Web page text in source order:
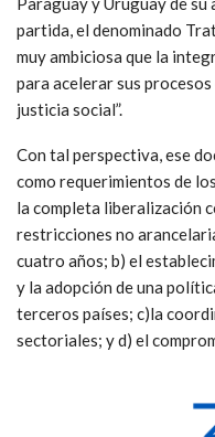
partida, el denominado
muy ambiciosa que la
para acelerar sus
justicia social”.
Con tal perspectiva, ese
como requerimientos de
la completa liberalización
restricciones no
cuatro años; b) el
y la adopción de una
terceros países; c)la
sectoriales; y d) el